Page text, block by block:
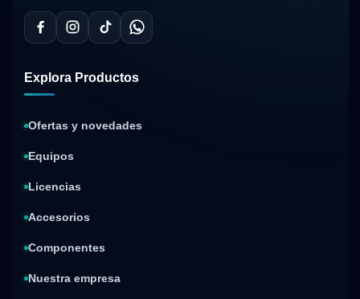
Explora Productos
Ofertas y novedades
Equipos
Licencias
Accesorios
Componentes
Nuestra empresa